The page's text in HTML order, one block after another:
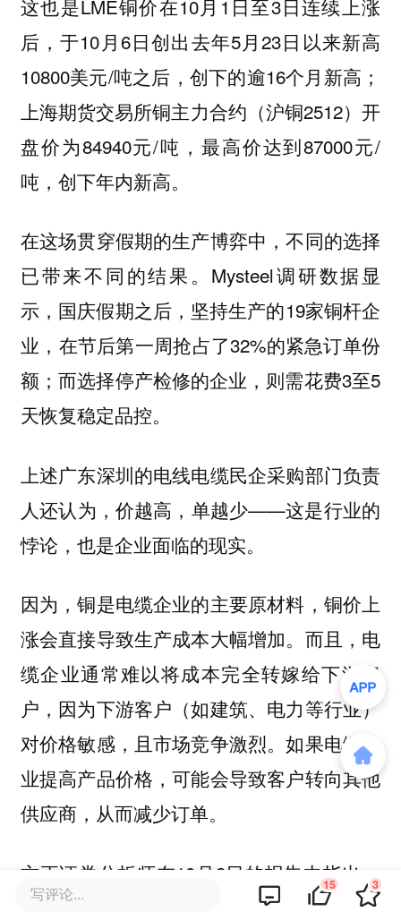
这也是LME铜价在10月1日至3日连续上涨
后，于10月6日创出去年5月23日以来新高
10800美元/吨之后，创下的逾16个月新高；
上海期货交易所铜主力合约（沪铜2512）开
盘价为84940元/吨，最高价达到87000元/
吨，创下年内新高。
在这场贯穿假期的生产博弈中，不同的选择
已带来不同的结果。 Mysteel调研数据显
示，国庆假期之后，坚持生产的19家铜杆企
业，在节后第一周抢占了32%的紧急订单份
额；而选择停产检修的企业，则需花费3至5
天恢复稳定品控。
上述广东深圳的电线电缆民企采购部门负责
人还认为，价越高，单越少——这是行业的
悖论，也是企业面临的现实。
因为，铜是电缆企业的主要原材料，铜价上
涨会直接导致生产成本大幅增加。而且，电
缆企业通常难以将成本完全转嫁给下游客
户，因为下游客户（如建筑、电力等行业）
对价格敏感，且市场竞争激烈。如果电缆企
业提高产品价格，可能会导致客户转向其他
供应商，从而减少订单。
方正证券分析师在10月8日的报告中指出，
节后铜价能否延续涨势，存在不确定性。尽
写评论... 15 3